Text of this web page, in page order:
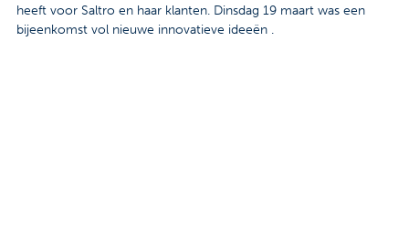
Vacatures
heeft voor Saltro en haar klanten. Dinsdag 19 maart was een
bijeenkomst vol nieuwe innovatieve ideeën .